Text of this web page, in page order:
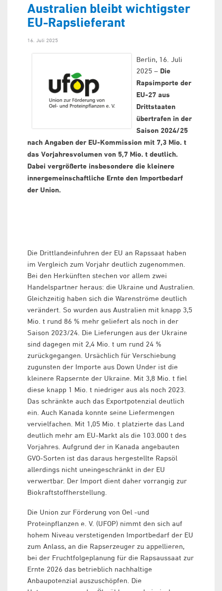
Australien bleibt wichtigster
EU-Rapslieferant
16. Juli 2025
Berlin, 16. Juli
2025 – Die
Rapsimporte der
EU-27 aus
Drittstaaten
übertrafen in der
Saison 2024/25
nach Angaben der EU-Kommission mit 7,3 Mio. t
das Vorjahresvolumen von 5,7 Mio. t deutlich.
Dabei vergrößerte insbesondere die kleinere
innergemeinschaftliche Ernte den Importbedarf
der Union.
Die Drittlandeinfuhren der EU an Rapssaat haben
im Vergleich zum Vorjahr deutlich zugenommen.
Bei den Herkünften stechen vor allem zwei
Handelspartner heraus: die Ukraine und Australien.
Gleichzeitig haben sich die Warenströme deutlich
verändert. So wurden aus Australien mit knapp 3,5
Mio. t rund 86 % mehr geliefert als noch in der
Saison 2023/24. Die Lieferungen aus der Ukraine
sind dagegen mit 2,4 Mio. t um rund 24 %
zurückgegangen. Ursächlich für Verschiebung
zugunsten der Importe aus Down Under ist die
kleinere Rapsernte der Ukraine. Mit 3,8 Mio. t fiel
diese knapp 1 Mio. t niedriger aus als noch 2023.
Das schränkte auch das Exportpotenzial deutlich
ein. Auch Kanada konnte seine Liefermengen
vervielfachen. Mit 1,05 Mio. t platzierte das Land
deutlich mehr am EU-Markt als die 103.000 t des
Vorjahres. Aufgrund der in Kanada angebauten
GVO-Sorten ist das daraus hergestellte Rapsöl
allerdings nicht uneingeschränkt in der EU
verwertbar. Der Import dient daher vorrangig zur
Biokraftstoffherstellung.
Die Union zur Förderung von Oel -und
Proteinpflanzen e. V. (UFOP) nimmt den sich auf
hohem Niveau verstetigenden Importbedarf der EU
zum Anlass, an die Rapserzeuger zu appellieren,
bei der Fruchtfolgeplanung für die Rapsaussaat zur
Ernte 2026 das betrieblich nachhaltige
Anbaupotenzial auszuschöpfen. Die